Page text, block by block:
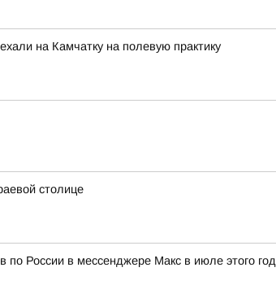
на Камчатку на полевую практику
столице
России в мессенджере Макс в июле этого